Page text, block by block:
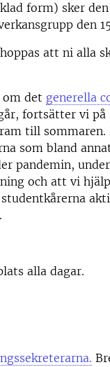
form) sker
den
att ni alla
det generella
fortsätter vi på
till sommaren.
som bland
pandemin,
och att vi
alla dagar.